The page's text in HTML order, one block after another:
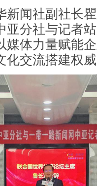
闻社副社长瞿
亚分社与记者
媒体力量赋能
化交流搭建权